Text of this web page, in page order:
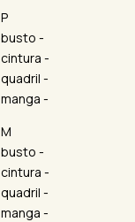
P
busto -
cintura -
quadril -
manga -
M
busto -
cintura -
quadril -
manga -